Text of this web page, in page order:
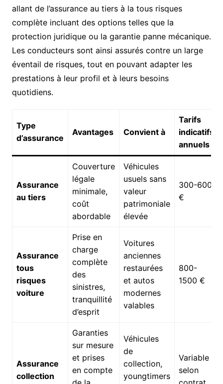
allant de l’assurance au tiers à la tous risques
complète incluant des options telles que la
protection juridique ou la garantie panne mécanique.
Les conducteurs sont ainsi assurés contre un large
éventail de risques, tout en pouvant adapter les
prestations à leur profil et à leurs besoins
quotidiens.
Type
d’assurance
Avantages Convient à
Tarifs
indicatifs
annuels
Assurance
au tiers
Couverture
légale
minimale,
coût
abordable
Véhicules
usuels sans
valeur
patrimoniale
élevée
300-600
€
Assurance
tous
risques
voiture
Prise en
charge
complète
des
sinistres,
tranquillité
d’esprit
Voitures
anciennes
restaurées
et autos
modernes
valables
800-
1500 €
Assurance
collection
Garanties
sur mesure
et prises
en compte
Véhicules
de
collection,
youngtimers
Variable
selon